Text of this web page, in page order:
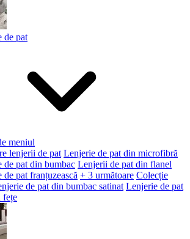
de pat
meniul
lenjerii de pat Lenjerie de pat din microfibră
de pat din bumbac Lenjerii de pat din flanel
de pat franțuzească + 3 următoare Colecție
de pat din bumbac satinat Lenjerie de pat
fețe